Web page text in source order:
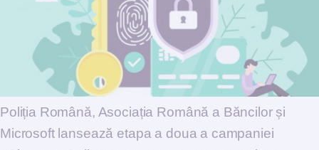
Poliția Română, Asociația Română a Băncilor și
Microsoft lansează etapa a doua a campaniei